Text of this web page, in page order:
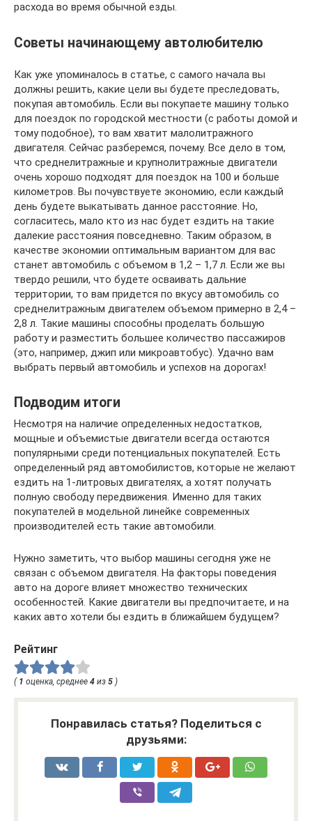
расхода во время обычной езды.
Советы начинающему автолюбителю
Как уже упоминалось в статье, с самого начала вы
должны решить, какие цели вы будете преследовать,
покупая автомобиль. Если вы покупаете машину только
для поездок по городской местности (с работы домой и
тому подобное), то вам хватит малолитражного
двигателя. Сейчас разберемся, почему. Все дело в том,
что среднелитражные и крупнолитражные двигатели
очень хорошо подходят для поездок на 100 и больше
километров. Вы почувствуете экономию, если каждый
день будете выкатывать данное расстояние. Но,
согласитесь, мало кто из нас будет ездить на такие
далекие расстояния повседневно. Таким образом, в
качестве экономии оптимальным вариантом для вас
станет автомобиль с объемом в 1,2 – 1,7 л. Если же вы
твердо решили, что будете осваивать дальние
территории, то вам придется по вкусу автомобиль со
среднелитражным двигателем объемом примерно в 2,4 –
2,8 л. Такие машины способны проделать большую
работу и разместить большее количество пассажиров
(это, например, джип или микроавтобус). Удачно вам
выбрать первый автомобиль и успехов на дорогах!
Подводим итоги
Несмотря на наличие определенных недостатков,
мощные и объемистые двигатели всегда остаются
популярными среди потенциальных покупателей. Есть
определенный ряд автомобилистов, которые не желают
ездить на 1-литровых двигателях, а хотят получать
полную свободу передвижения. Именно для таких
покупателей в модельной линейке современных
производителей есть такие автомобили.
Нужно заметить, что выбор машины сегодня уже не
связан с объемом двигателя. На факторы поведения
авто на дороге влияет множество технических
особенностей. Какие двигатели вы предпочитаете, и на
каких авто хотели бы ездить в ближайшем будущем?
Рейтинг
( 1 оценка, среднее 4 из 5 )
Понравилась статья? Поделиться с
друзьями: